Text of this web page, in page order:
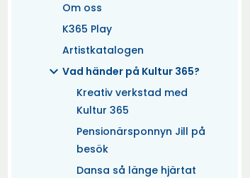
Om oss
K365 Play
Artistkatalogen
expand_more Vad händer på Kultur 365?
Kreativ verkstad med
Kultur 365
Pensionärsponnyn Jill på
besök
Dansa så länge hjärtat